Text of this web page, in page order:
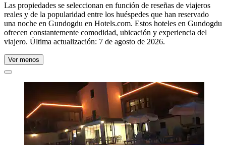
Las propiedades se seleccionan en función de reseñas de viajeros
reales y de la popularidad entre los huéspedes que han reservado
una noche en Gundogdu en Hotels.com. Estos hoteles en Gundogdu
ofrecen constantemente comodidad, ubicación y experiencia del
viajero. Última actualización: 7 de agosto de 2026.
Ver menos